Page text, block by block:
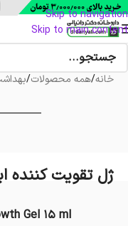
Skip to navigation
Skip to main content
خانه/همه محصولات/
ژل تقویت کننده
Gel 15 ml